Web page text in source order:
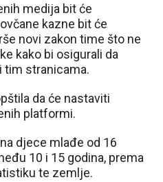
medija bit će
kazne bit će
novi zakon time što ne
kako bi osigurali da
tim stranicama.
da će nastaviti
platformi.
djece mlađe od 16
10 i 15 godina, prema
te zemlje.